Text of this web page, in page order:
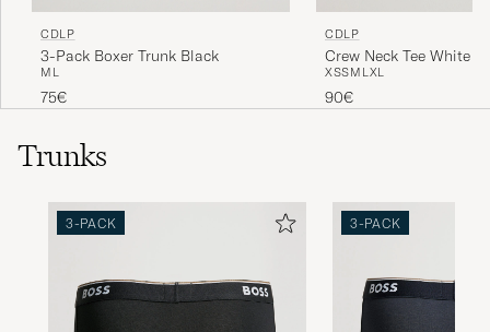
CDLP
3-Pack Boxer Trunk Black
M L
75€
CDLP
Crew Neck Tee White
XSSM LXL
90€
Trunks
3-PACK 3-PACK